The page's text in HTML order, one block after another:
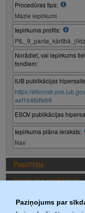
Paziņojums par
Procedūras tips:
Mazie iepirkumi
Iepirkuma profils:
Norādiet, vai iepirkums
fondiem:
IUB publikācijas
https://
aaf1b46dfeb9
ESOV publikācijas
Iepirkuma plāna ieraksts:
Nav
Pasūtītājs
Iepirkuma priekšmets